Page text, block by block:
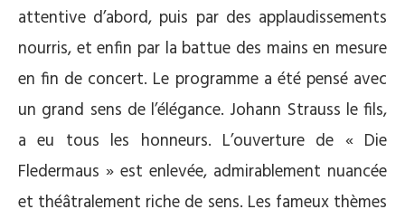
attentive d’abord, puis par des applaudissements
nourris, et enfin par la battue des mains en mesure
en fin de concert. Le programme a été pensé avec
un grand sens de l’élégance. Johann Strauss le fils,
a eu tous les honneurs. L’ouverture de « Die
Fledermaus » est enlevée, admirablement nuancée
et théâtralement riche de sens. Les fameux thèmes